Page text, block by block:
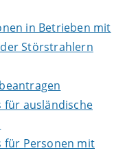
in Betrieben mit
Störstrahlern
für ausländische
für Personen mit